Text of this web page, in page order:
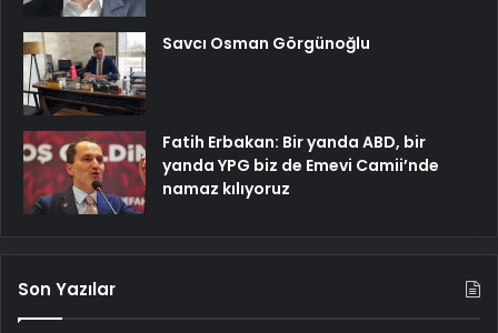
Savcı Osman Görgünoğlu
Fatih Erbakan: Bir yanda ABD, bir
yanda YPG biz de Emevi Camii’nde
namaz kılıyoruz
Son Yazılar